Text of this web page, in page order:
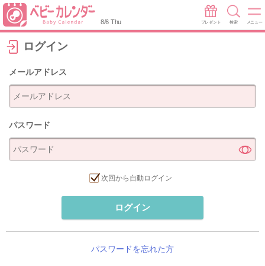
8/6 Thu プレゼント 検索 メニュー
ログイン
メールアドレス
パスワード
次回から自動ログイン
ログイン
パスワードを忘れた方